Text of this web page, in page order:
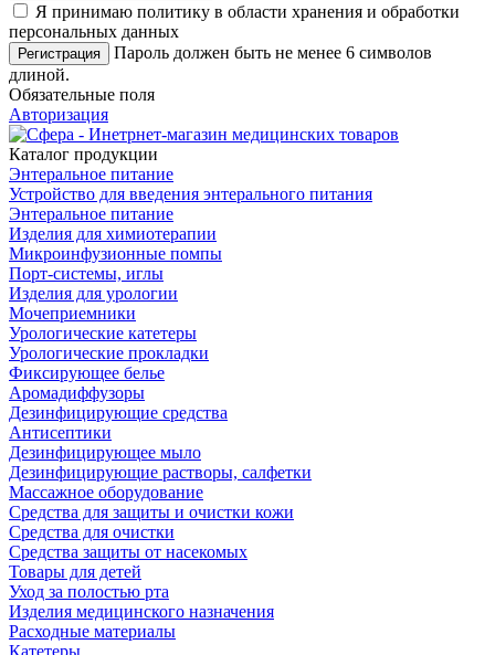
Я принимаю политику в области хранения и обработки
персональных данных
Пароль должен быть не менее 6 символов
длиной.
Обязательные поля
Авторизация
Каталог продукции
Энтеральное питание
Устройство для введения энтерального питания
Энтеральное питание
Изделия для химиотерапии
Микроинфузионные помпы
Порт-системы, иглы
Изделия для урологии
Мочеприемники
Урологические катетеры
Урологические прокладки
Фиксирующее белье
Аромадиффузоры
Дезинфицирующие средства
Антисептики
Дезинфицирующее мыло
Дезинфицирующие растворы, салфетки
Массажное оборудование
Средства для защиты и очистки кожи
Средства для очистки
Средства защиты от насекомых
Товары для детей
Уход за полостью рта
Изделия медицинского назначения
Расходные материалы
Катетеры